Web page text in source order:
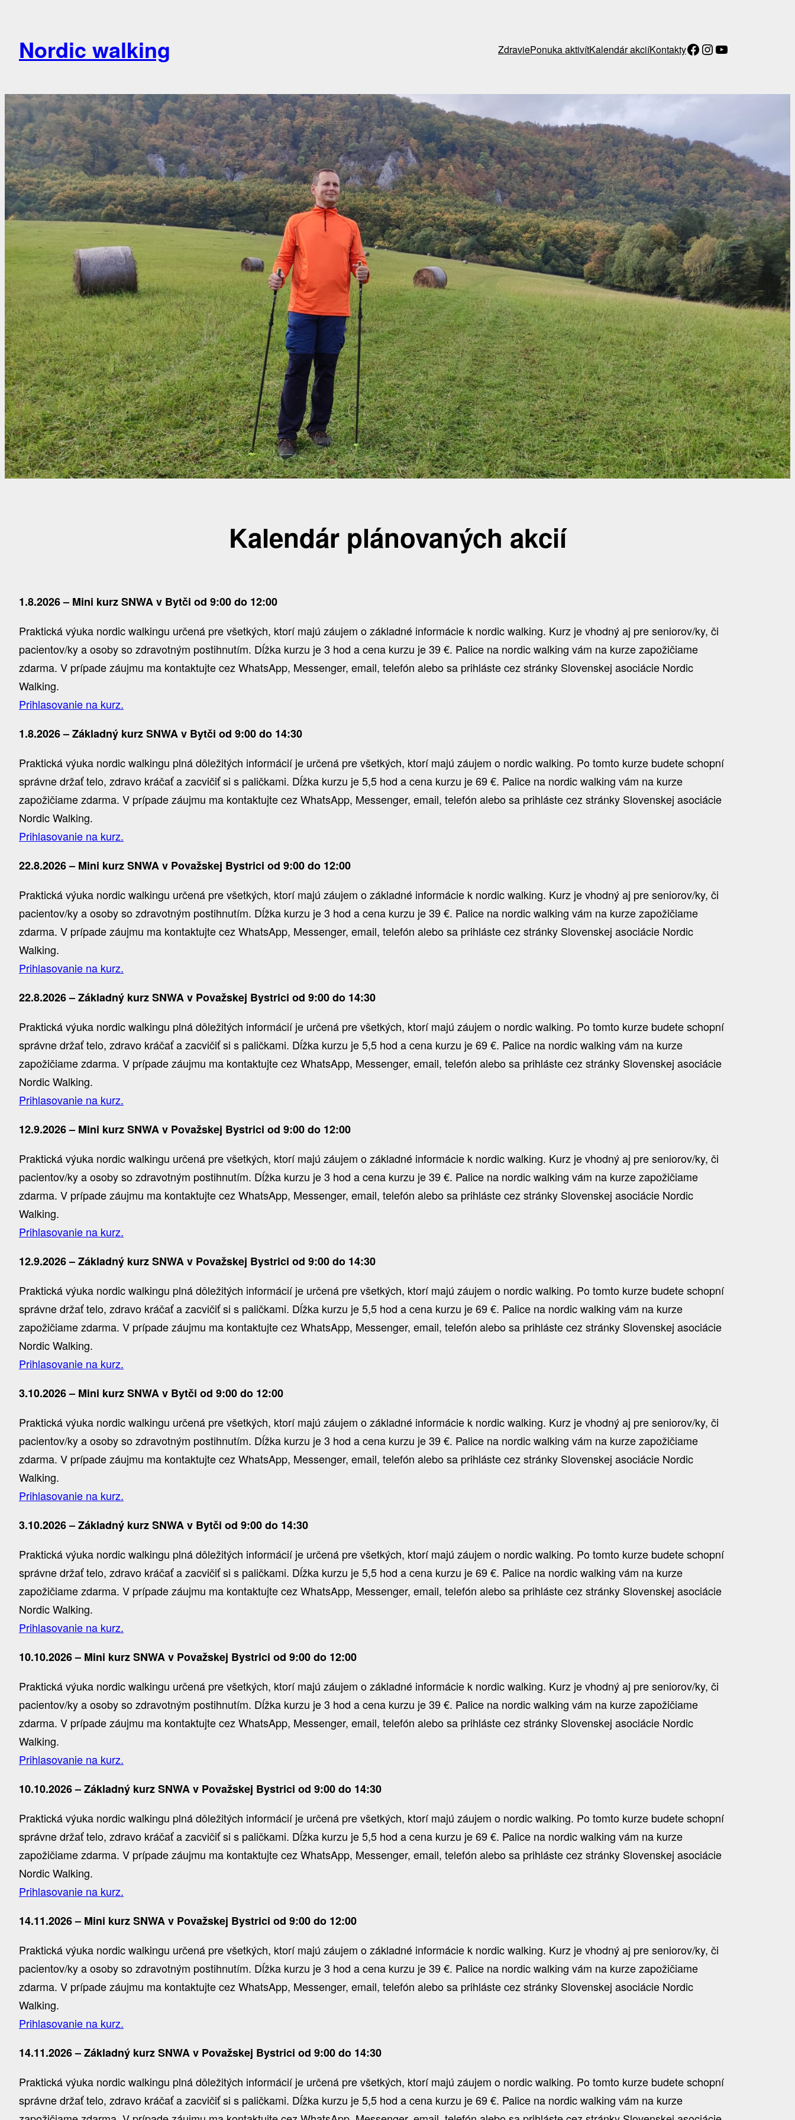
obsahNordic walking ZdraviePonuka aktivítKalendár akciíKontaktyFacebook Instagram YouTube
Kalendár plánovaných akcií
1.8.2026 – Mini kurz SNWA v Bytči od 9:00 do 12:00
Praktická výuka nordic walkingu určená pre všetkých, ktorí majú záujem o základné informácie k nordic walking. Kurz je vhodný aj pre seniorov/ky, či
pacientov/ky a osoby so zdravotným postihnutím. Dĺžka kurzu je 3 hod a cena kurzu je 39 €. Palice na nordic walking vám na kurze zapožičiame
zdarma. V prípade záujmu ma kontaktujte cez WhatsApp, Messenger, email, telefón alebo sa prihláste cez stránky Slovenskej asociácie Nordic
Walking.
Prihlasovanie na kurz.
1.8.2026 – Základný kurz SNWA v Bytči od 9:00 do 14:30
Praktická výuka nordic walkingu plná dôležitých informácií je určená pre všetkých, ktorí majú záujem o nordic walking. Po tomto kurze budete schopní
správne držať telo, zdravo kráčať a zacvičiť si s paličkami. Dĺžka kurzu je 5,5 hod a cena kurzu je 69 €. Palice na nordic walking vám na kurze
zapožičiame zdarma. V prípade záujmu ma kontaktujte cez WhatsApp, Messenger, email, telefón alebo sa prihláste cez stránky Slovenskej asociácie
Nordic Walking.
Prihlasovanie na kurz.
22.8.2026 – Mini kurz SNWA v Považskej Bystrici od 9:00 do 12:00
Praktická výuka nordic walkingu určená pre všetkých, ktorí majú záujem o základné informácie k nordic walking. Kurz je vhodný aj pre seniorov/ky, či
pacientov/ky a osoby so zdravotným postihnutím. Dĺžka kurzu je 3 hod a cena kurzu je 39 €. Palice na nordic walking vám na kurze zapožičiame
zdarma. V prípade záujmu ma kontaktujte cez WhatsApp, Messenger, email, telefón alebo sa prihláste cez stránky Slovenskej asociácie Nordic
Walking.
Prihlasovanie na kurz.
22.8.2026 – Základný kurz SNWA v Považskej Bystrici od 9:00 do 14:30
Praktická výuka nordic walkingu plná dôležitých informácií je určená pre všetkých, ktorí majú záujem o nordic walking. Po tomto kurze budete schopní
správne držať telo, zdravo kráčať a zacvičiť si s paličkami. Dĺžka kurzu je 5,5 hod a cena kurzu je 69 €. Palice na nordic walking vám na kurze
zapožičiame zdarma. V prípade záujmu ma kontaktujte cez WhatsApp, Messenger, email, telefón alebo sa prihláste cez stránky Slovenskej asociácie
Nordic Walking.
Prihlasovanie na kurz.
12.9.2026 – Mini kurz SNWA v Považskej Bystrici od 9:00 do 12:00
Praktická výuka nordic walkingu určená pre všetkých, ktorí majú záujem o základné informácie k nordic walking. Kurz je vhodný aj pre seniorov/ky, či
pacientov/ky a osoby so zdravotným postihnutím. Dĺžka kurzu je 3 hod a cena kurzu je 39 €. Palice na nordic walking vám na kurze zapožičiame
zdarma. V prípade záujmu ma kontaktujte cez WhatsApp, Messenger, email, telefón alebo sa prihláste cez stránky Slovenskej asociácie Nordic
Walking.
Prihlasovanie na kurz.
12.9.2026 – Základný kurz SNWA v Považskej Bystrici od 9:00 do 14:30
Praktická výuka nordic walkingu plná dôležitých informácií je určená pre všetkých, ktorí majú záujem o nordic walking. Po tomto kurze budete schopní
správne držať telo, zdravo kráčať a zacvičiť si s paličkami. Dĺžka kurzu je 5,5 hod a cena kurzu je 69 €. Palice na nordic walking vám na kurze
zapožičiame zdarma. V prípade záujmu ma kontaktujte cez WhatsApp, Messenger, email, telefón alebo sa prihláste cez stránky Slovenskej asociácie
Nordic Walking.
Prihlasovanie na kurz.
3.10.2026 – Mini kurz SNWA v Bytči od 9:00 do 12:00
Praktická výuka nordic walkingu určená pre všetkých, ktorí majú záujem o základné informácie k nordic walking. Kurz je vhodný aj pre seniorov/ky, či
pacientov/ky a osoby so zdravotným postihnutím. Dĺžka kurzu je 3 hod a cena kurzu je 39 €. Palice na nordic walking vám na kurze zapožičiame
zdarma. V prípade záujmu ma kontaktujte cez WhatsApp, Messenger, email, telefón alebo sa prihláste cez stránky Slovenskej asociácie Nordic
Walking.
Prihlasovanie na kurz.
3.10.2026 – Základný kurz SNWA v Bytči od 9:00 do 14:30
Praktická výuka nordic walkingu plná dôležitých informácií je určená pre všetkých, ktorí majú záujem o nordic walking. Po tomto kurze budete schopní
správne držať telo, zdravo kráčať a zacvičiť si s paličkami. Dĺžka kurzu je 5,5 hod a cena kurzu je 69 €. Palice na nordic walking vám na kurze
zapožičiame zdarma. V prípade záujmu ma kontaktujte cez WhatsApp, Messenger, email, telefón alebo sa prihláste cez stránky Slovenskej asociácie
Nordic Walking.
Prihlasovanie na kurz.
10.10.2026 – Mini kurz SNWA v Považskej Bystrici od 9:00 do 12:00
Praktická výuka nordic walkingu určená pre všetkých, ktorí majú záujem o základné informácie k nordic walking. Kurz je vhodný aj pre seniorov/ky, či
pacientov/ky a osoby so zdravotným postihnutím. Dĺžka kurzu je 3 hod a cena kurzu je 39 €. Palice na nordic walking vám na kurze zapožičiame
zdarma. V prípade záujmu ma kontaktujte cez WhatsApp, Messenger, email, telefón alebo sa prihláste cez stránky Slovenskej asociácie Nordic
Walking.
Prihlasovanie na kurz.
10.10.2026 – Základný kurz SNWA v Považskej Bystrici od 9:00 do 14:30
Praktická výuka nordic walkingu plná dôležitých informácií je určená pre všetkých, ktorí majú záujem o nordic walking. Po tomto kurze budete schopní
správne držať telo, zdravo kráčať a zacvičiť si s paličkami. Dĺžka kurzu je 5,5 hod a cena kurzu je 69 €. Palice na nordic walking vám na kurze
zapožičiame zdarma. V prípade záujmu ma kontaktujte cez WhatsApp, Messenger, email, telefón alebo sa prihláste cez stránky Slovenskej asociácie
Nordic Walking.
Prihlasovanie na kurz.
14.11.2026 – Mini kurz SNWA v Považskej Bystrici od 9:00 do 12:00
Praktická výuka nordic walkingu určená pre všetkých, ktorí majú záujem o základné informácie k nordic walking. Kurz je vhodný aj pre seniorov/ky, či
pacientov/ky a osoby so zdravotným postihnutím. Dĺžka kurzu je 3 hod a cena kurzu je 39 €. Palice na nordic walking vám na kurze zapožičiame
zdarma. V prípade záujmu ma kontaktujte cez WhatsApp, Messenger, email, telefón alebo sa prihláste cez stránky Slovenskej asociácie Nordic
Walking.
Prihlasovanie na kurz.
14.11.2026 – Základný kurz SNWA v Považskej Bystrici od 9:00 do 14:30
Praktická výuka nordic walkingu plná dôležitých informácií je určená pre všetkých, ktorí majú záujem o nordic walking. Po tomto kurze budete schopní
správne držať telo, zdravo kráčať a zacvičiť si s paličkami. Dĺžka kurzu je 5,5 hod a cena kurzu je 69 €. Palice na nordic walking vám na kurze